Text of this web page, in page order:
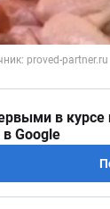
в
в Google